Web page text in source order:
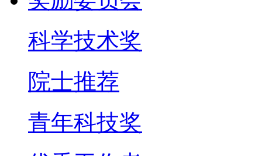
科学技术奖
院士推荐
青年科技奖